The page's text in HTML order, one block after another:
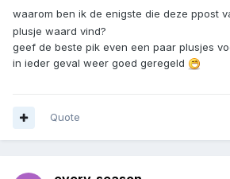
waarom ben ik de enigste die deze ppost
plusje waard vind?
geef de beste pik even een paar plusjes
in ieder geval weer goed geregeld
Quote